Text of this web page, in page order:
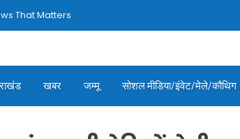
That Matters
खबर जम्मू सोशल मीडिया/इंवेट/मेले/कौथिग